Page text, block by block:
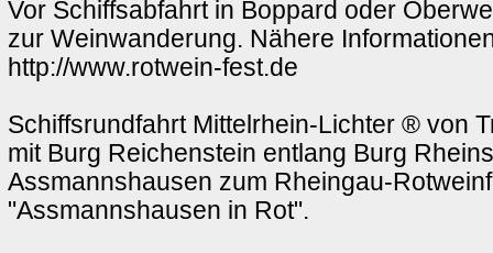
Vor Schiffsabfahrt in Boppard oder
zur Weinwanderung. Nähere
http://www.rotwein-fest.de
Schiffsrundfahrt Mittelrhein-Lichter ® von
mit Burg Reichenstein entlang Burg
Assmannshausen zum Rheingau-
"Assmannshausen in Rot".